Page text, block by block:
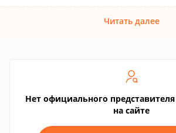
Читать далее
Нет официального
на сайте